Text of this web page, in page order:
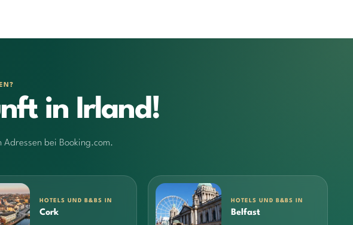
in Irland!
Adressen bei Booking.com.
HOTELS UND B&BS IN
Cork
HOTELS UND B&BS IN
Belfast